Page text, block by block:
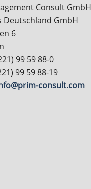
Consult GmbH
Deutschland GmbH
6
99 59 88-0
99 59 88-19
consult.com